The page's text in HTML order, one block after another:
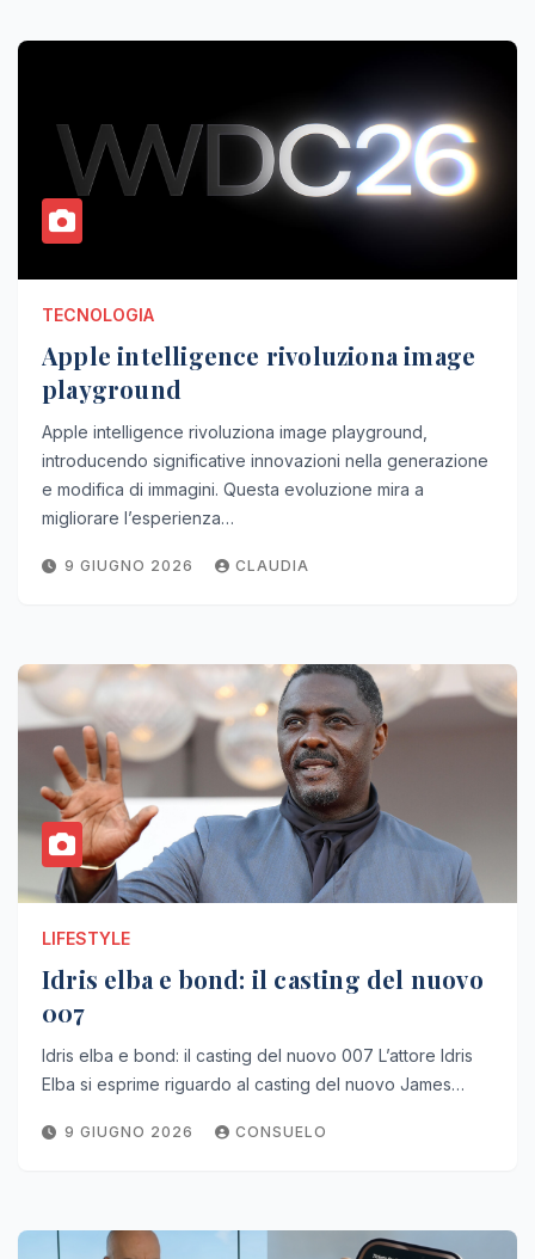
TECNOLOGIA
Apple intelligence rivoluziona image
playground
Apple intelligence rivoluziona image playground,
introducendo significative innovazioni nella generazione
e modifica di immagini. Questa evoluzione mira a
migliorare l’esperienza…
9 GIUGNO 2026 CLAUDIA
LIFESTYLE
Idris elba e bond: il casting del nuovo
007
Idris elba e bond: il casting del nuovo 007 L’attore Idris
Elba si esprime riguardo al casting del nuovo James…
9 GIUGNO 2026 CONSUELO